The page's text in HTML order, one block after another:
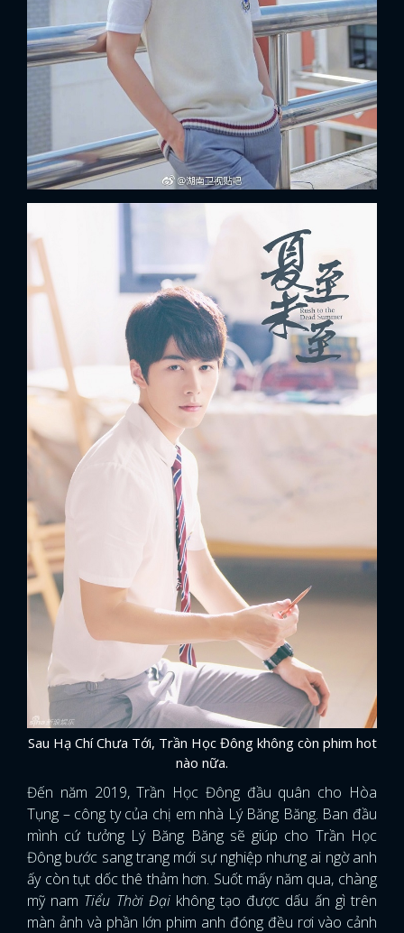
x
ĐĂNG NHẬP
Sau Hạ Chí Chưa Tới, Trần Học Đông không còn phim hot
nào nữa.
Đến năm 2019, Trần Học Đông đầu quân cho Hòa
Tụng – công ty của chị em nhà Lý Băng Băng. Ban đầu
mình cứ tưởng Lý Băng Băng sẽ giúp cho Trần Học
Đông bước sang trang mới sự nghiệp nhưng ai ngờ anh
ấy còn tụt dốc thê thảm hơn. Suốt mấy năm qua, chàng
mỹ nam Tiểu Thời Đại không tạo được dấu ấn gì trên
màn ảnh và phần lớn phim anh đóng đều rơi vào cảnh